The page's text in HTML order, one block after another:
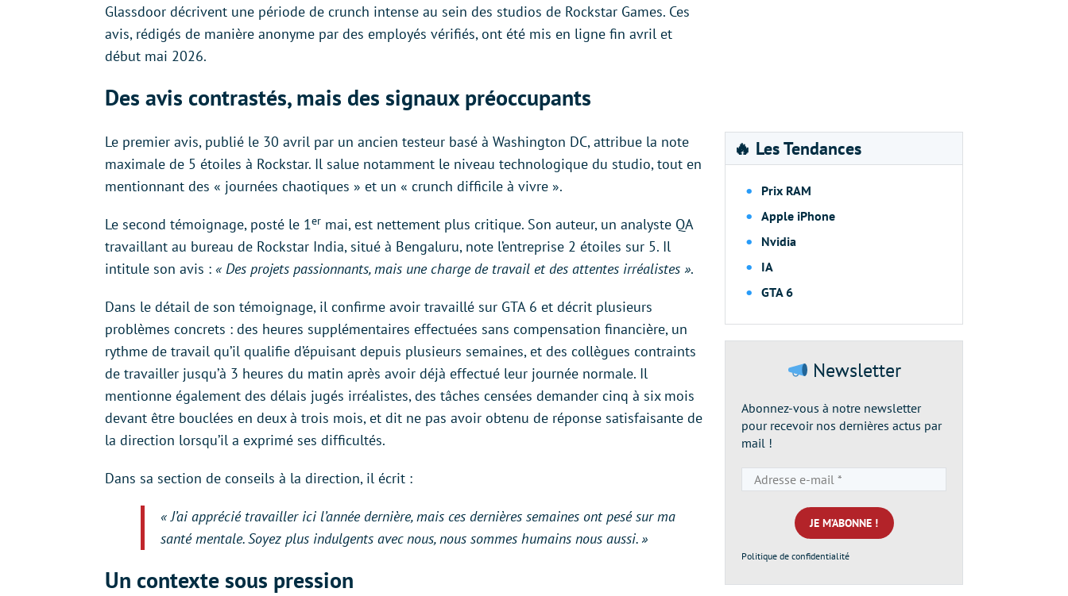
Glassdoor décrivent une période de crunch intense au sein des studios de Rockstar Games. Ces
avis, rédigés de manière anonyme par des employés vérifiés, ont été mis en ligne fin avril et
début mai 2026.
Des avis contrastés, mais des signaux préoccupants
Le premier avis, publié le 30 avril par un ancien testeur basé à Washington DC, attribue la note
maximale de 5 étoiles à Rockstar. Il salue notamment le niveau technologique du studio, tout en
mentionnant des « journées chaotiques » et un « crunch difficile à vivre ».
Le second témoignage, posté le 1er mai, est nettement plus critique. Son auteur, un analyste QA
travaillant au bureau de Rockstar India, situé à Bengaluru, note l’entreprise 2 étoiles sur 5. Il
intitule son avis : « Des projets passionnants, mais une charge de travail et des attentes irréalistes ».
Dans le détail de son témoignage, il confirme avoir travaillé sur GTA 6 et décrit plusieurs
problèmes concrets : des heures supplémentaires effectuées sans compensation financière, un
rythme de travail qu’il qualifie d’épuisant depuis plusieurs semaines, et des collègues contraints
de travailler jusqu’à 3 heures du matin après avoir déjà effectué leur journée normale. Il
mentionne également des délais jugés irréalistes, des tâches censées demander cinq à six mois
devant être bouclées en deux à trois mois, et dit ne pas avoir obtenu de réponse satisfaisante de
la direction lorsqu’il a exprimé ses difficultés.
Dans sa section de conseils à la direction, il écrit :
« J’ai apprécié travailler ici l’année dernière, mais ces dernières semaines ont pesé sur ma
santé mentale. Soyez plus indulgents avec nous, nous sommes humains nous aussi. »
Un contexte sous pression
🔥 Les Tendances
Prix RAM
Apple iPhone
Nvidia
IA
GTA 6
Newsletter
Abonnez-vous à notre newsletter
pour recevoir nos dernières actus par
mail !
e-
mail
*
Politique de confidentialité